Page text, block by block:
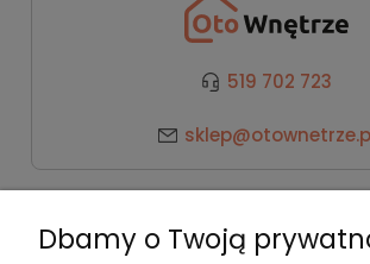
519 702 723
Dbamy o Twoją